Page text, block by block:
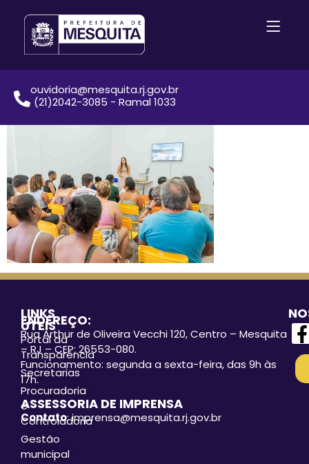
ouvidoria@mesquita.rj.gov.br
(21)2042-3085 - Ramal 1033
LINKS
ÚTEIS
Portal da
Transparência
Secretarias
Procuradoria
e
Controladoria
Gestão
municipal
ENDEREÇO:
Rua Arthur de Oliveira Vecchi 120, Centro – Mesquita
– RJ – CEP: 26553-080.
Funcionamento: segunda a sexta-feira, das 9h às
17h.
ASSESSORIA DE IMPRENSA
Contato: imprensa@mesquita.rj.gov.br